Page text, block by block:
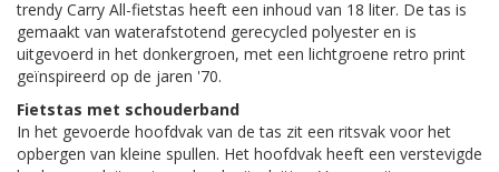
trendy Carry All-fietstas heeft een inhoud van 18 liter. De tas is
gemaakt van waterafstotend gerecycled polyester en is
uitgevoerd in het donkergroen, met een lichtgroene retro print
geïnspireerd op de jaren '70.
Fietstas met schouderband
In het gevoerde hoofdvak van de tas zit een ritsvak voor het
opbergen van kleine spullen. Het hoofdvak heeft een verstevigde